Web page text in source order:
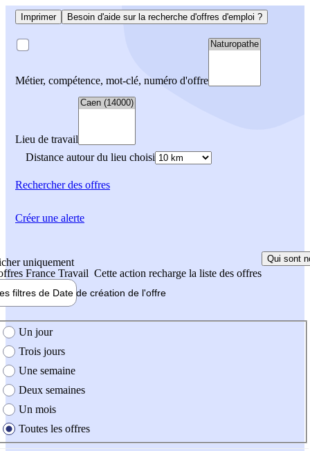
Imprimer Besoin d'aide sur la recherche d'offres d'emploi ?
Métier, compétence, mot-clé, numéro d'offre
Lieu de travail
Distance autour du lieu choisi
Rechercherdes offres
uniquement
France Travail Cette action recharge la liste des offres
Qui sont
filtres de Date de création de l'offre
création de l'offre
Un jour
Trois jours
Une semaine
Deux semaines
Un mois
Toutes les offres
Créer une alerte